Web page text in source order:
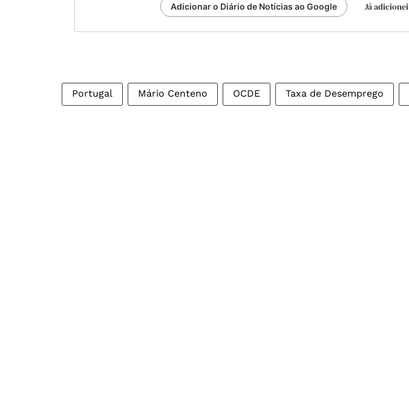
Adicionar o Diário de Notícias ao Google Já adicionei
Portugal Mário Centeno OCDE Taxa de Desemprego